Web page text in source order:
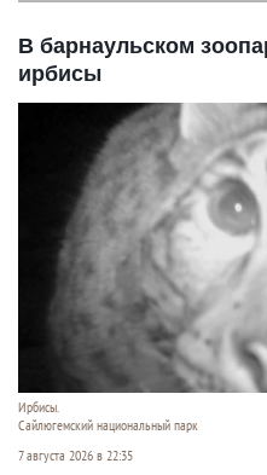
В барнаульском
ирбисы
Ирбисы.
Сайлюгемский национальный парк
7 августа 2026 в 22:35